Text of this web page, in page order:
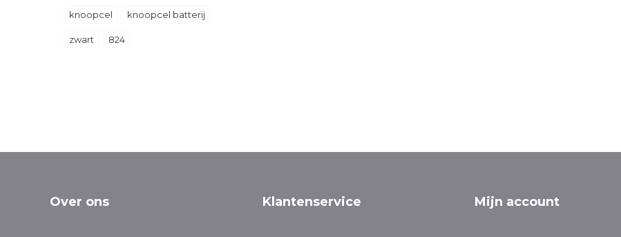
knoopcel knoopcel batterij
zwart 824
Over ons Klantenservice Mijn account